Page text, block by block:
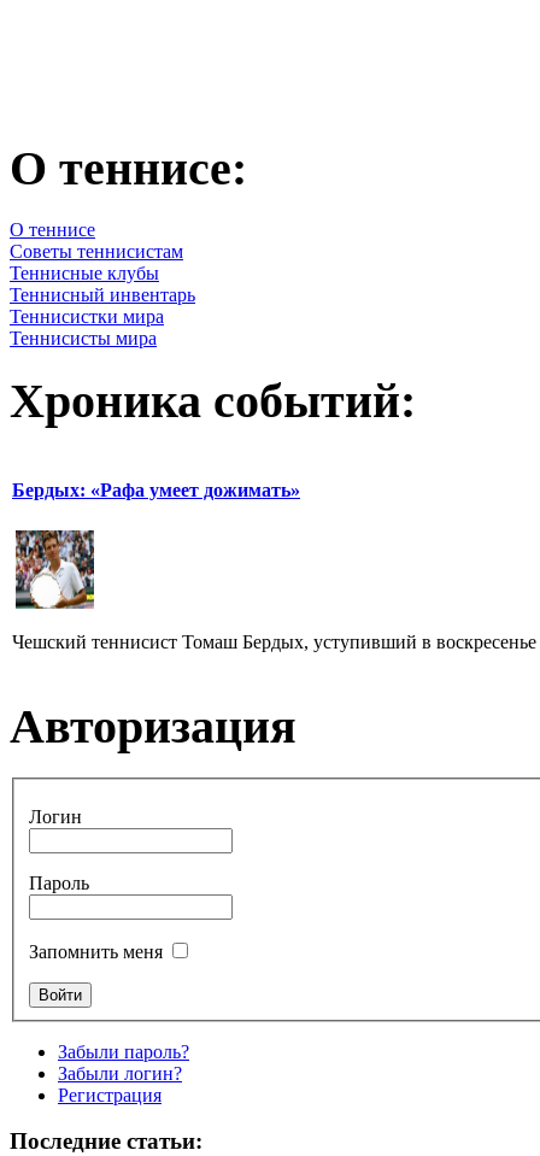
О теннисе:
О теннисе
Советы теннисистам
Теннисные клубы
Теннисный инвентарь
Теннисистки мира
Теннисисты мира
Хроника событий:
Бердых: «Рафа умеет дожимать»
Чешский теннисист Томаш Бердых, уступивший в
Авторизация
Логин
Пароль
Запомнить меня
Забыли пароль?
Забыли логин?
Регистрация
Последние статьи: